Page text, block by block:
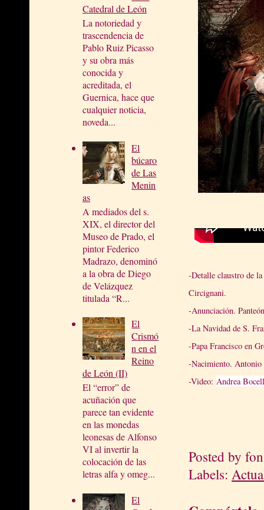
Catedral de León
La notoriedad y
trascendencia de
Pablo Ruiz Picasso
y su obra más
conocida y
acreditada, el
Guernica, hace que
cualquier noticia,
noveda...
El
búcaro
de Las
Menin
as
A mediados del s.
XIX, el director del
Museo de Prado, el
pintor Federico
Madrazo, denominó
a la obra de Diego
de Velázquez
titulada “R...
El
Crismó
n en el
Reino
de León (II)
El “error” de
acuñación que
parece tan evidente
en las monedas
leonesas de Alfonso
VI al invertir la
colocación de las
letras alfa y omeg...
El
-Detalle claustro de
Circignani.
-Anunciación.
-La Navidad de S.
-Papa Francisco en
-Nacimiento.
-Video: Andrea
Posted by
Labels: